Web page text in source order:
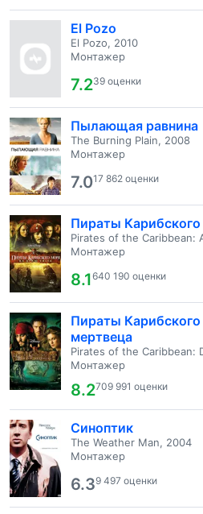
El Pozo
El Pozo, 2010
Монтажер
7.239 оценки
Пылающая равнина
The Burning Plain, 2008
Монтажер
7.017 862 оценки
Пираты
Pirates of the Caribbean:
Монтажер
8.1640 190 оценки
Пираты
мертвеца
Pirates of the Caribbean:
Монтажер
8.2709 991 оценки
Синоптик
The Weather Man, 2004
Монтажер
6.39 497 оценки